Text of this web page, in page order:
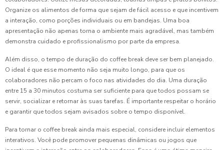
Organize os alimentos de forma que sejam de fácil acesso e que incentivem
a interação, como porções individuais ou em bandejas. Uma boa
apresentação não apenas torna o ambiente mais agradável, mas também
demonstra cuidado e profissionalismo por parte da empresa.
Além disso, o tempo de duração do coffee break deve ser bem planejado.
O ideal é que esse momento não seja muito longo, para que os
colaboradores não percam o foco nas atividades do dia. Uma duração
entre 15 a 30 minutos costuma ser suficiente para que todos possam se
servir, socializar e retornar às suas tarefas. É importante respeitar o horário
e garantir que todos sejam avisados sobre o tempo disponível.
Para tornar o coffee break ainda mais especial, considere incluir elementos
interativos. Você pode promover pequenas dinâmicas ou jogos que